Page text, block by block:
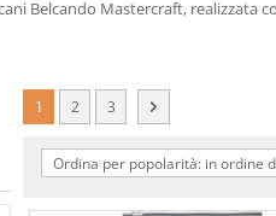
Belcando Mastercraft, realizzata
1 2 3
Ordina per popolarità: in ordine